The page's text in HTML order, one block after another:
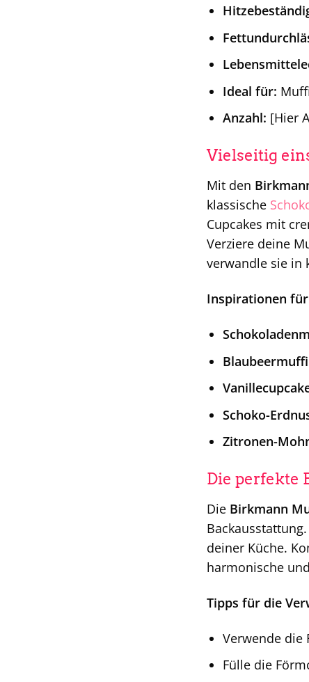
Ideal für:
Anzahl: [Hier
Vielseitig
Mit den
klassische
Cupcakes mit
Verziere deine
verwandle sie in
Inspirationen
Schoko-
Zitronen-
Die perfekte
Die Birkmann
deiner Küche.
harmonische
Tipps für die
Verwende die
Fülle die